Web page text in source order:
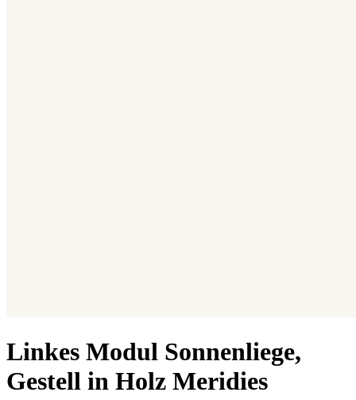
Linkes Modul Sonnenliege,
Gestell in Holz Meridies